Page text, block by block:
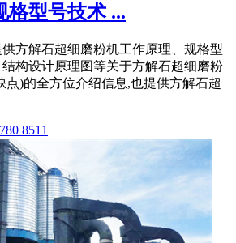
格型号技术 ...
方解石超细磨粉机工作原理、规格型
构设计原理图等关于方解石超细磨粉
点)的全方位介绍信息,也提供方解石超
8511